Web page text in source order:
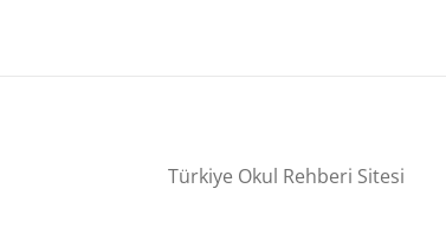
Türkiye Okul Rehberi Sitesi